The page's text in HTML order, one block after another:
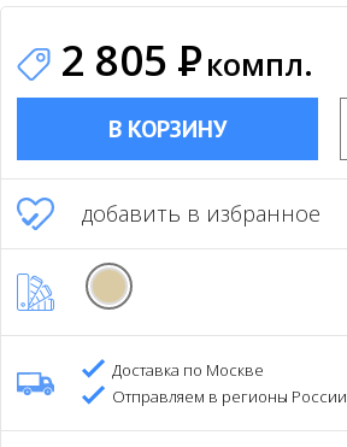
2 805 Ркомпл.
В КОРЗИНУ
добавить в избранное
Доставка по Москве
Отправляем в регионы России